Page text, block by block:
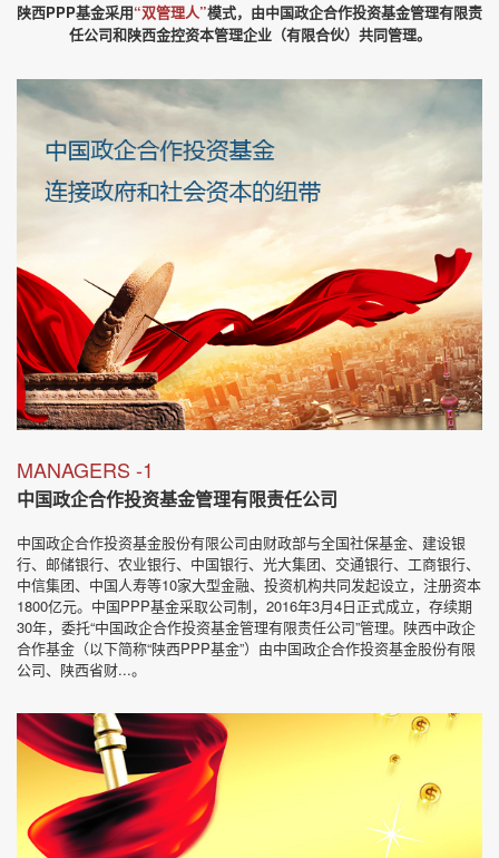
陕西PPP基金采用“双管理人”模式，由中国政企合作投资基金管理有限责
任公司和陕西金控资本管理企业（有限合伙）共同管理。
MANAGERS -1
中国政企合作投资基金管理有限责任公司
中国政企合作投资基金股份有限公司由财政部与全国社保基金、建设银
行、邮储银行、农业银行、中国银行、光大集团、交通银行、工商银行、
中信集团、中国人寿等10家大型金融、投资机构共同发起设立，注册资本
1800亿元。中国PPP基金采取公司制，2016年3月4日正式成立，存续期
30年，委托“中国政企合作投资基金管理有限责任公司”管理。陕西中政企
合作基金（以下简称“陕西PPP基金”）由中国政企合作投资基金股份有限
公司、陕西省财...。